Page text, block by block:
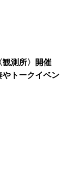
観測所〉開催
トークイベ